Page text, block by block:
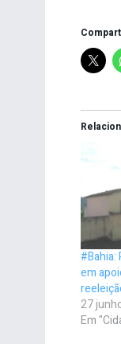
em
27
Em